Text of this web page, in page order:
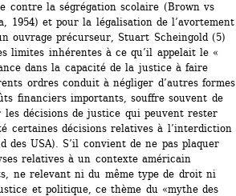
contre la ségrégation scolaire (Brown vs
1954) et pour la légalisation de l’avortement
ouvrage précurseur, Stuart Scheingold (5)
limites inhérentes à ce qu’il appelait le «
dans la capacité de la justice à faire
ordres conduit à négliger d’autres formes
financiers importants, souffre souvent de
décisions de justice qui peuvent rester
certaines décisions relatives à l’interdiction
des USA). S’il convient de ne pas plaquer
relatives à un contexte américain
ne relevant ni du même type de droit ni
et politique, ce thème du «mythe des